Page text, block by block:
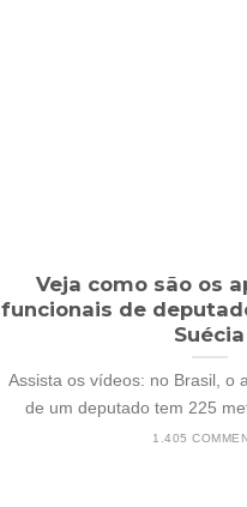
Veja como são os
funcionais de
Suécia
Assista os vídeos: no Brasil, o
de um deputado tem 225
1.405